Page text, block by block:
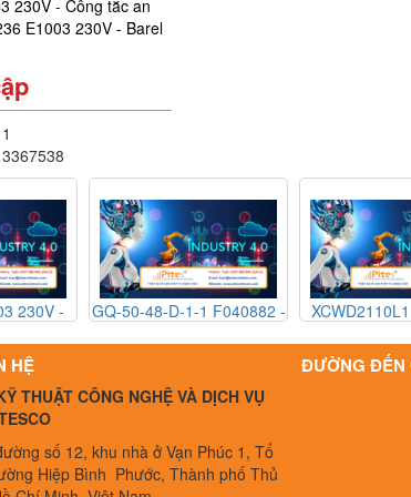
230V - Công tắc an
E1003 230V - Barel
1
3367538
GQ-50-48-D-1-1 F040882 -
50-48-D-1-1 F040882 -
XCWD2110L1 - Công tắc
XCWD2110L1 - Technor
Atex Vietnam
HỆ
THUẬT CÔNG NGHỆ VÀ DỊCH VỤ
số 12, khu nhà ở Vạn Phúc 1, Tổ
Hiệp Bình Phước, Thành phố Thủ
ĐƯỜNG ĐẾN